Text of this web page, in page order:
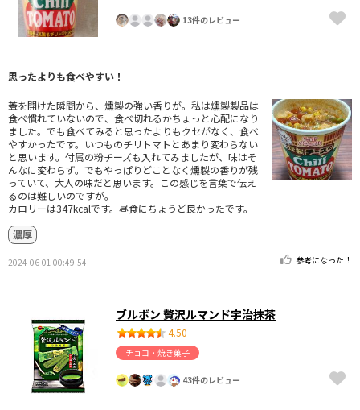
13件のレビュー
思ったよりも食べやすい！
蓋を開けた瞬間から、燻製の強い香りが。私は燻製製品は
食べ慣れていないので、食べ切れるかちょっと心配になり
ました。でも食べてみると思ったよりもクセがなく、食べ
やすかったです。いつものチリトマトとあまり変わらない
と思います。付属の粉チーズも入れてみましたが、味はそ
んなに変わらず。でもやっぱりどことなく燻製の香りが残
っていて、大人の味だと思います。この感じを言葉で伝え
るのは難しいのですが。
カロリーは347kcalです。昼食にちょうど良かったです。
濃厚
2024-06-01 00:49:54 参考になった！
ブルボン 贅沢ルマンド宇治抹茶
4.50
チョコ・焼き菓子
43件のレビュー